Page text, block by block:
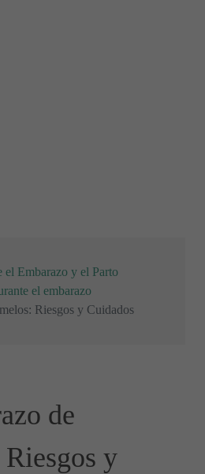
el Embarazo y el Parto
el embarazo
Riesgos y Cuidados
de
y